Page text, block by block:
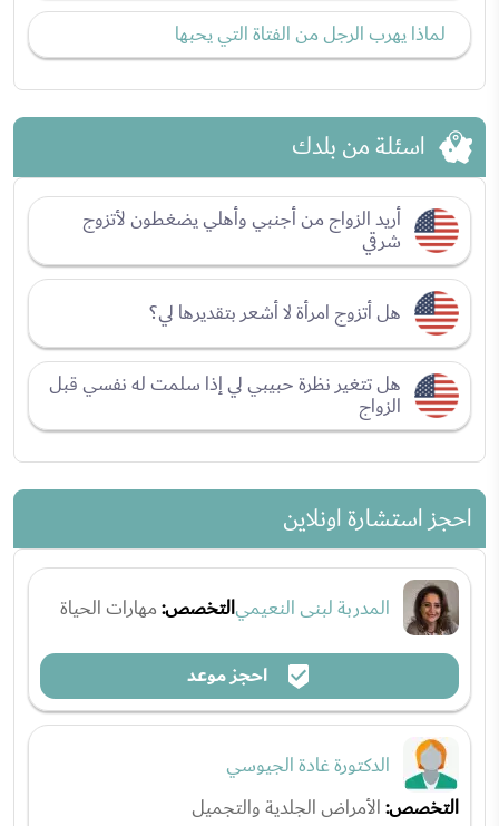
لماذا يهرب الرجل من الفتاة التي يحبها
اسئلة من بلدك
أريد الزواج من أجنبي وأهلي يضغطون لأتزوج
شرقي
هل أتزوج امرأة لا أشعر بتقديرها لي؟
هل تتغير نظرة حبيبي لي إذا سلمت له نفسي قبل
الزواج
احجز استشارة اونلاين
المدربة لبنى النعيميالتخصص:مهارات الحياة
احجز موعد
الدكتورة غادة الجيوسي
التخصص:الأمراض الجلدية والتجميل